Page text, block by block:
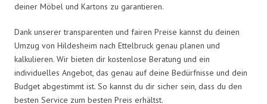
deiner Möbel und Kartons zu garantieren.
Dank unserer transparenten und fairen Preise kannst du deinen
Umzug von Hildesheim nach Ettelbruck genau planen und
kalkulieren. Wir bieten dir kostenlose Beratung und ein
individuelles Angebot, das genau auf deine Bedürfnisse und dein
Budget abgestimmt ist. So kannst du dir sicher sein, dass du den
besten Service zum besten Preis erhältst.